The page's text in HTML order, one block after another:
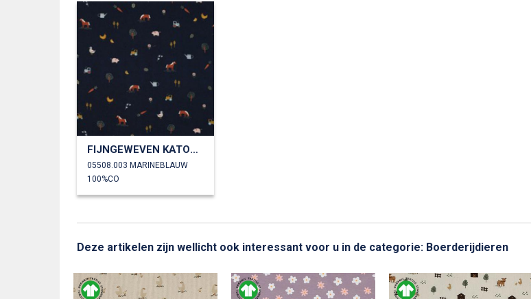
FIJNGEWEVEN KATOENEN POPLIN BOERDERIJLEVEN
05508.003 MARINEBLAUW
100%CO
Deze artikelen zijn wellicht ook interessant voor u in de categorie: Boerderijdieren